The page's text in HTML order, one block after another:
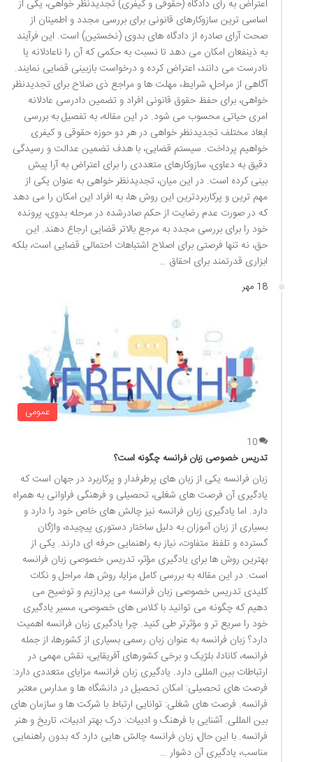
اعتراض به رأی دادگاه (حقوقی و کیفری) تجدیدنظر خواهی، یکی از
اساسی ترین سازوکارهای قانونی برای بررسی مجدد و اطمینان از
صحت آرای صادره از دادگاه های بدوی (نخستین) است. این فرآیند
به ذینفعان امکان می دهد تا نسبت به حکمی که آن را ناعادلانه یا
نادرست می دانند، اعتراض کرده و درخواست بازبینی قضایی نمایند.
آگاهی از مراحل، شرایط، مهلت ها و مراجع ذی صلاح برای تجدیدنظر
خواهی، برای حفظ حقوق قانونی افراد و تضمین دادرسی عادلانه
امری حیاتی محسوب می شود. در این مقاله، به تفصیل به بررسی
ابعاد مختلف تجدیدنظر خواهی در هر دو حوزه حقوقی و کیفری
خواهیم پرداخت. سیستم قضایی، با هدف تضمین عدالت و رسیدگی
دقیق به دعاوی، سازوکارهای متعددی را برای اعتراض به آرا پیش
بینی کرده است. در این میان، تجدیدنظر خواهی به عنوان یکی از
مهم ترین و پرکاربردترین این روش ها، به افراد این امکان را می دهد
که در صورت عدم رضایت از حکم صادرشده در مرحله بدوی، پرونده
خود را برای بررسی مجدد به مرجع بالاتر قضایی ارجاع دهند. این
حق، نه تنها فرصتی برای اصلاح اشتباهات احتمالی قضایی است، بلکه
ابزاری قدرتمند برای احقاق …
18 مهر
عمومی
10
تدریس خصوصی زبان فرانسه چگونه است؟
زبان فرانسه یکی از زبان های پرطرفدار و پرکاربرد در جهان است که
یادگیری آن فرصت های شغلی، تحصیلی و فرهنگی فراوانی به همراه
دارد. اما یادگیری زبان فرانسه نیز چالش های خاص خود را دارد و
بسیاری از زبان آموزان به دلیل ساختار دستوری پیچیده، واژگان
گسترده و تلفظ متفاوت، نیاز به راهنمایی حرفه ای دارند. یکی از
بهترین روش ها برای یادگیری مؤثر، تدریس خصوصی زبان فرانسه
است. در این مقاله به بررسی کامل مزایا، روش ها، مراحل و نکات
کلیدی تدریس خصوصی زبان فرانسه می پردازیم و توضیح می
دهیم که چگونه می توانید با کلاس های خصوصی، مسیر یادگیری
خود را سریع تر و مؤثرتر طی کنید. چرا یادگیری زبان فرانسه اهمیت
دارد؟ زبان فرانسه به عنوان زبان رسمی بسیاری از کشورها، از جمله
فرانسه، کانادا، بلژیک و برخی کشورهای آفریقایی، نقش مهمی در
ارتباطات بین المللی دارد. یادگیری زبان فرانسه مزایای متعددی دارد:
فرصت های تحصیلی: امکان تحصیل در دانشگاه ها و مدارس معتبر
فرانسه. فرصت های شغلی: توانایی ارتباط با شرکت ها و سازمان های
بین المللی. آشنایی با فرهنگ و ادبیات: درک بهتر ادبیات، تاریخ و هنر
فرانسه. با این حال، زبان فرانسه چالش هایی دارد که بدون راهنمایی
مناسب، یادگیری آن دشوار …